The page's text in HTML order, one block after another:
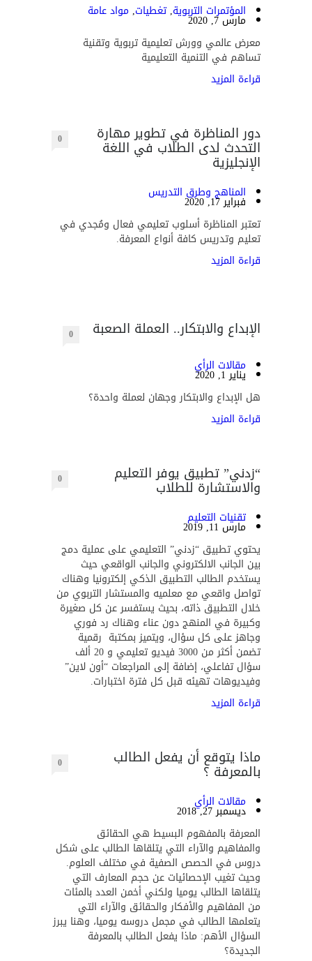
المؤتمرات التربوية,تغطيات,مواد عامة
مارس 7, 2020
معرض عالمي وورش تعليمية تربوية وتقنية
تساهم في التنمية التعليمية
قراءة المزيد
دور المناظرة في تطوير مهارة
التحدث لدى الطلاب في اللغة
الإنجليزية
0
المناهج وطرق التدريس
فبراير 17, 2020
تعتبر المناظرة أسلوب تعليمي فعال ومُجدي في
تعليم وتدريس كافة أنواع المعرفة.
قراءة المزيد
الإبداع والابتكار.. العملة الصعبة 0
مقالات الرأي
يناير 1, 2020
هل الإبداع والابتكار وجهان لعملة واحدة؟
قراءة المزيد
“زدني” تطبيق يوفر التعليم
والاستشارة للطلاب 0
تقنيات التعليم
مارس 11, 2019
يحتوي تطبيق “زدني” التعليمي على عملية دمج
بين الجانب الالكتروني والجانب الواقعي حيث
يستخدم الطالب التطبيق الذكي إلكترونيا وهناك
تواصل واقعي مع معلميه والمستشار التربوي من
خلال التطبيق ذاته، بحيث يستفسر عن كل صغيرة
وكبيرة في المنهج دون عناء وهناك رد فوري
وجاهز على كل سؤال، ويتميز بمكتبة رقمية
تضمن أكثر من 3000 فيديو تعليمي و 20 ألف
سؤال تفاعلي، إضافة إلى المراجعات “أون لاين”
وفيديوهات تهيئه قبل كل فترة اختبارات.
قراءة المزيد
ماذا يتوقع أن يفعل الطالب
بالمعرفة ؟ 0
مقالات الرأي
ديسمبر 27, 2018
المعرفة بالمفهوم البسيط هي الحقائق
والمفاهيم والآراء التي يتلقاها الطالب على شكل
دروس في الحصص الصفية في مختلف العلوم.
وحيث تغيب الإحصائيات عن حجم المعارف التي
يتلقاها الطالب يوميا ولكني أخمن العدد بالمئات
من المفاهيم والأفكار والحقائق والآراء التي
يتعلمها الطالب في مجمل دروسه يوميا، وهنا يبرز
السؤال الأهم: ماذا يفعل الطالب بالمعرفة
الجديدة؟